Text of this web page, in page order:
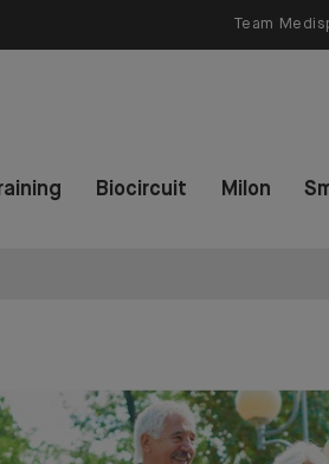
Team
Biocircuit Milon